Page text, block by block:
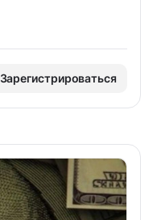
Зарегистрироваться